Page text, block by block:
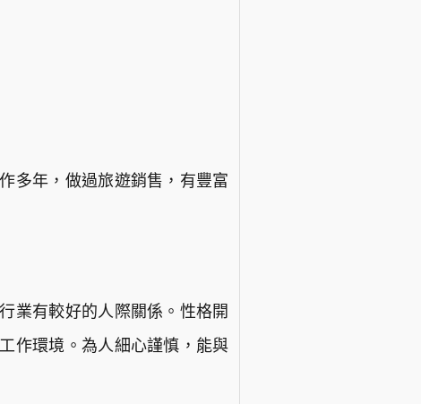
多年，做過旅遊銷售，有豐富
業有較好的人際關係。性格開
作環境。為人細心謹慎，能與